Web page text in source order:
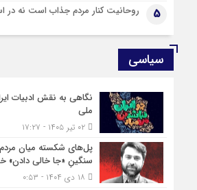
5 روحانیت کنار مردم جذاب است نه در
سیاسی
نگاهی به نقش ادبیات
ملی
۰۲ تیر ۱۴۰۵ - ۱۷:۲۷
پل‌های شکسته میان
سنگینِ «جا خالی دادن»